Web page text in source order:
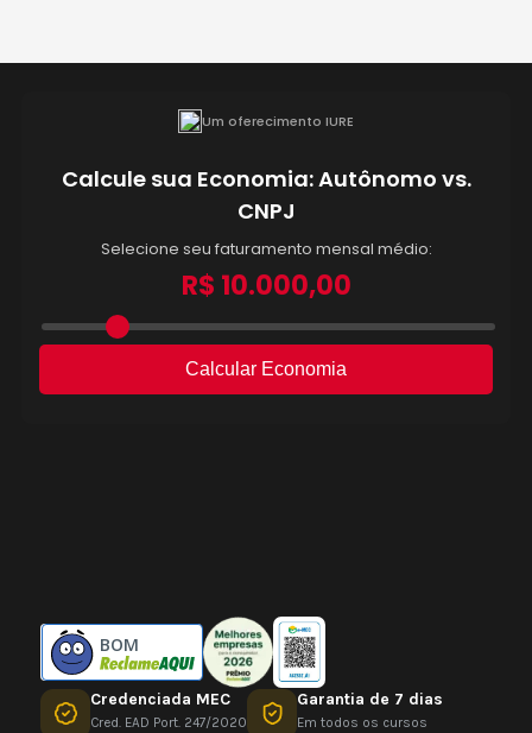
BOM
Credenciada MEC
Cred. EAD Port. 247/2020
Garantia de 7 dias
Em todos os cursos